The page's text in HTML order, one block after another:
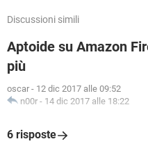
Discussioni simili
Aptoide su Amazon
più
oscar - 12 dic 2017 alle 09:52
n00r - 14 dic 2017 alle 18:22
6 risposte